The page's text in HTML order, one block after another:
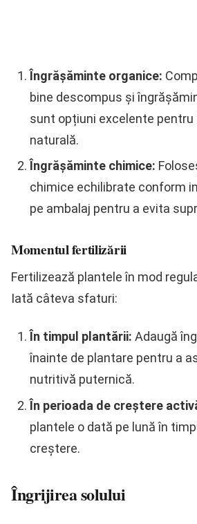
Îngrășăminte organice:
bine descompus și
sunt opțiuni excelente
naturală.
Îngrășăminte chimice:
chimice echilibrate conform
pe ambalaj pentru a evita
Momentul fertilizării
Fertilizează plantele în mod
Iată câteva sfaturi:
În timpul plantării: Adaugă
înainte de plantare pentru a
nutritivă puternică.
În perioada de creștere
plantele o dată pe lună în
creștere.
Îngrijirea solului